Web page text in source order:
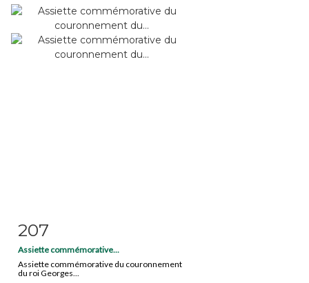
Fiche détaillée
207
Assiette commémorative...
Assiette commémorative du couronnement
du roi Georges...